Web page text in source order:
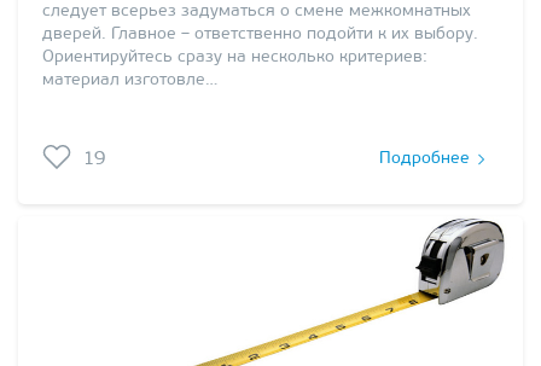
следует всерьез задуматься о смене межкомнатных
дверей. Главное – ответственно подойти к их выбору.
Ориентируйтесь сразу на несколько критериев:
материал изготовле…
19 Подробнее